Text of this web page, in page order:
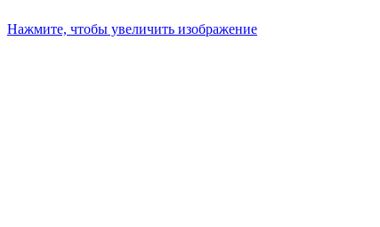
Нажмите, чтобы увеличить изображение